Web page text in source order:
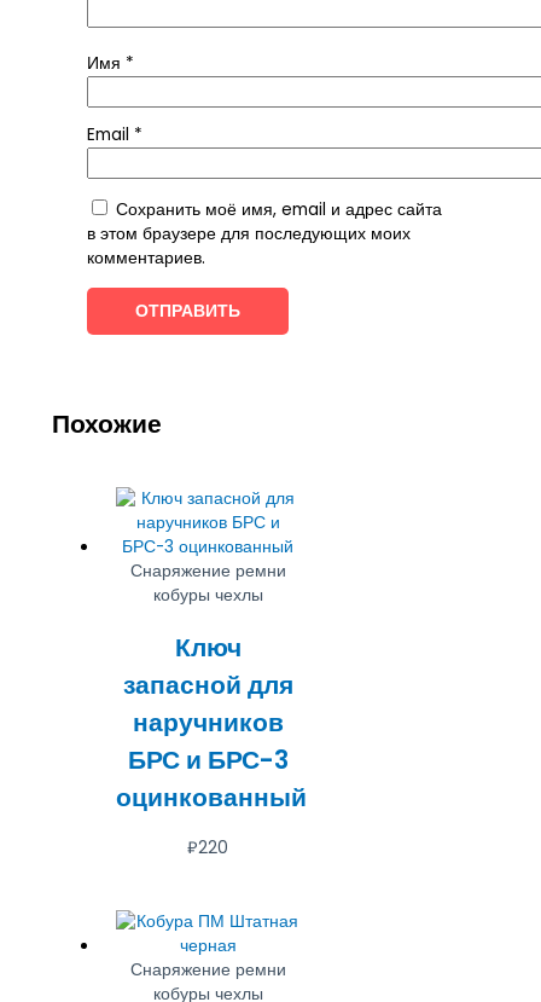
Имя *
Email *
Сохранить моё имя, email и адрес сайта
в этом браузере для последующих моих
комментариев.
Похожие
Снаряжение ремни
кобуры чехлы
Ключ
запасной для
наручников
БРС и БРС-3
оцинкованный
₽220
Снаряжение ремни
кобуры чехлы